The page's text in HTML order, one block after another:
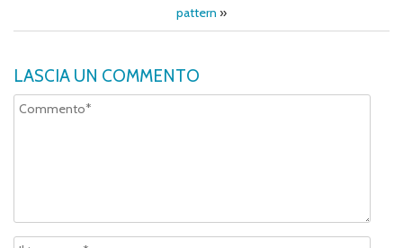
pattern »
LASCIA UN COMMENTO